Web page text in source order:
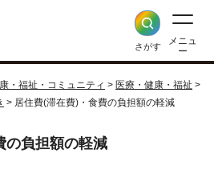
さがす
メニュ
ー
・福祉・コミュニティ > 医療・健康・福祉 >
> 居住費(滞在費)・食費の負担額の軽減
の負担額の軽減